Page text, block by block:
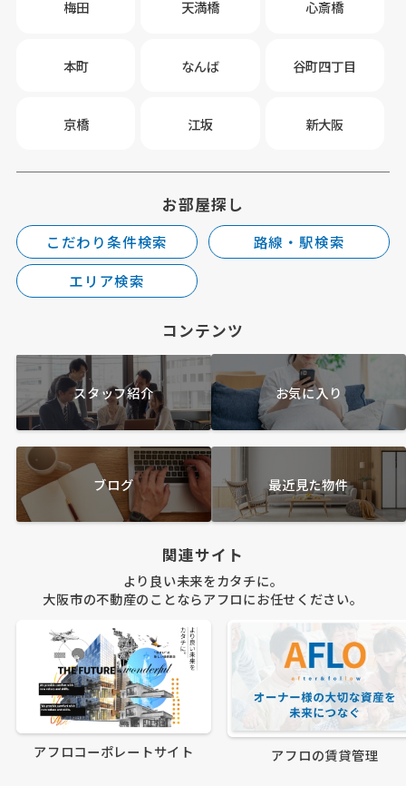
梅田 天満橋 心斎橋
本町 なんば 谷町四丁目
京橋 江坂 新大阪
お部屋探し
こだわり条件検索
路線・駅検索
エリア検索
コンテンツ
スタッフ紹介 お気に入り
ブログ 最近見た物件
関連サイト
より良い未来をカタチに。
大阪市の不動産のことならアフロにお任せください。
アフロコーポレートサイト アフロの賃貸管理